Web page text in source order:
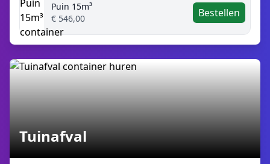
Puin 15m³
€ 546,00
Bestellen
Tuinafval